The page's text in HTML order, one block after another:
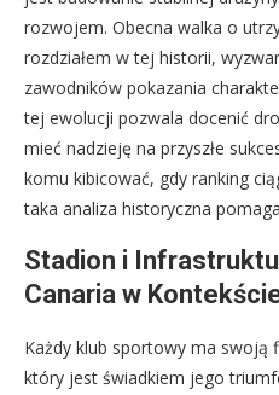
rozwojem. Obecna walka o
rozdziałem w tej historii,
zawodników pokazania
tej ewolucji pozwala docenić
mieć nadzieję na przyszłe
komu kibicować, gdy ranking
taka analiza historyczna
Stadion i
Canaria w
Każdy klub sportowy ma swoją
który jest świadkiem jego